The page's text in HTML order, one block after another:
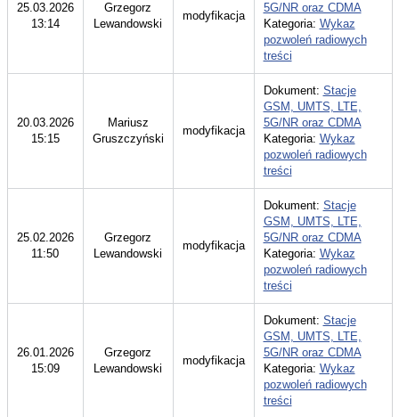
25.03.2026
13:14
Grzegorz
Lewandowski
modyfikacja
5G/NR oraz CDMA
Kategoria: Wykaz
pozwoleń radiowych
treści
20.03.2026
15:15
Mariusz
Gruszczyński
modyfikacja
Dokument: Stacje
GSM, UMTS, LTE,
5G/NR oraz CDMA
Kategoria: Wykaz
pozwoleń radiowych
treści
25.02.2026
11:50
Grzegorz
Lewandowski
modyfikacja
Dokument: Stacje
GSM, UMTS, LTE,
5G/NR oraz CDMA
Kategoria: Wykaz
pozwoleń radiowych
treści
26.01.2026
15:09
Grzegorz
Lewandowski
modyfikacja
Dokument: Stacje
GSM, UMTS, LTE,
5G/NR oraz CDMA
Kategoria: Wykaz
pozwoleń radiowych
treści